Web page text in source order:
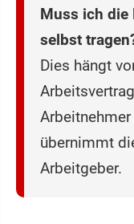
Muss ich die
selbst
Dies hängt
übernimmt
Arbeitgeber.